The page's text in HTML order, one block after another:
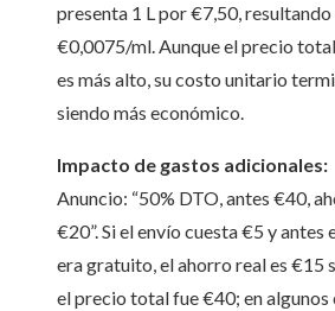
presenta 1 L por €7,50, resultando
€0,0075/ml. Aunque el precio
es más alto, su costo unitario
siendo más económico.
Impacto de gastos adicionales:
Anuncio: “50% DTO, antes €40,
€20”. Si el envío cuesta €5 y antes
era gratuito, el ahorro real es €15
el precio total fue €40; en algunos